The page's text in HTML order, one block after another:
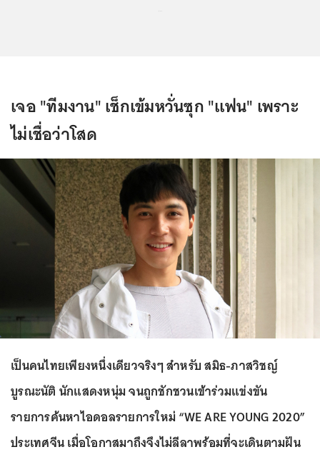
เจอ "ทีมงาน" เช็กเข้มหวั่นซุก "แฟน" เพราะ
ไม่เชื่อว่าโสด
เป็นคนไทยเพียงหนึ่งเดียวจริงๆ สำหรับ สมิธ-ภาสวิชญ์
บูรณะนัติ นักแสดงหนุ่ม จนถูกชักชวนเข้าร่วมแข่งขัน
รายการค้นหาไอดอลรายการใหม่ “WE ARE YOUNG 2020”
ประเทศจีน เมื่อโอกาสมาถึงจึงไม่ลีลาพร้อมที่จะเดินตามฝัน